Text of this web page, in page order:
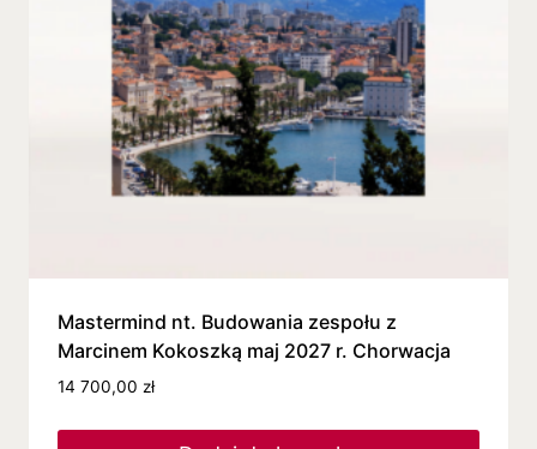
Mastermind nt. Budowania zespołu z
Marcinem Kokoszką maj 2027 r. Chorwacja
14 700,00 zł